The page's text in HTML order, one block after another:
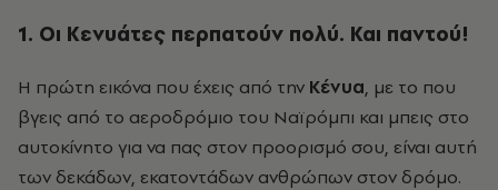
1. Οι Κενυάτες περπατούν πολύ. Και παντού!
Η πρώτη εικόνα που έχεις από την Κένυα, με το που
βγεις από το αεροδρόμιο του Ναϊρόμπι και μπεις στο
αυτοκίνητο για να πας στον προορισμό σου, είναι αυτή
των δεκάδων, εκατοντάδων ανθρώπων στον δρόμο.